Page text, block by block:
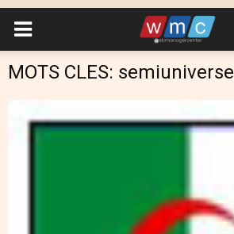
MOTS CLES: semiuniversel